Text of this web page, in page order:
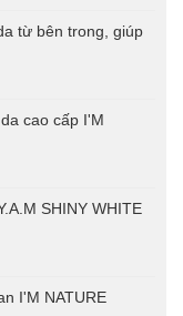
từ bên trong, giúp
cao cấp I'M
SHINY WHITE
I'M NATURE